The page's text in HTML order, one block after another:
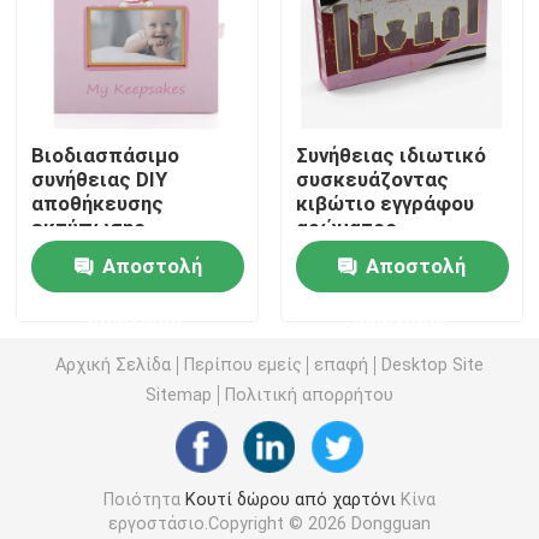
Κουτί από χαρτόνι πολυτέλειας
πτυσσόμενο κιβώτιο εγγράφου
Πτυσσόμενο κιβώτιο καρτών
Συσκευάζοντας κιβώτιο τσιγάρων
Κουτί συσκευασίας Vape
Ζαρωμένο κουτί από χαρτόνι
Βιοδιασπάσιμο
συνήθειας DIY
αποθήκευσης
εκτύπωσης
εγγράφου κιβωτίων
μωρών ρόδινο
κιβώτιο
νεογέννητο με 5
Αποστολή
Συνήθειας ιδιωτικό
συσκευάζοντας
κιβώτιο εγγράφου
αρώματος
παραθύρων ετικετών
σαφές με το ένθετο
Αποστολή
Αρχική Σελίδα Περίπου εμείς επαφή
Desktop Site
Sitemap
Πολιτική απορρήτου
Ποιότητα Κουτί δώρου από χαρτόνι Κίνα
εργοστάσιο.Copyright © 2026 Dongguan